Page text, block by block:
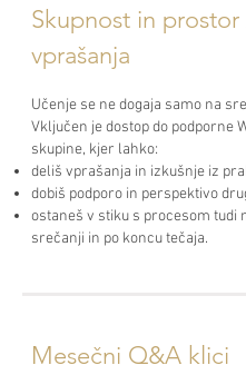
Skupnost in prostor
vprašanja
Učenje se ne dogaja samo na
Vključen je dostop do podporne
skupine, kjer lahko:
deliš vprašanja in izkušnje iz
dobiš podporo in perspektivo
ostaneš v stiku s procesom tudi
srečanji in po koncu tečaja.
Mesečni Q&A klici